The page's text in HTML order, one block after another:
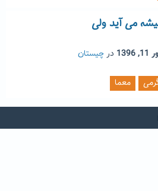
می آید ولی
درچیستان
معما